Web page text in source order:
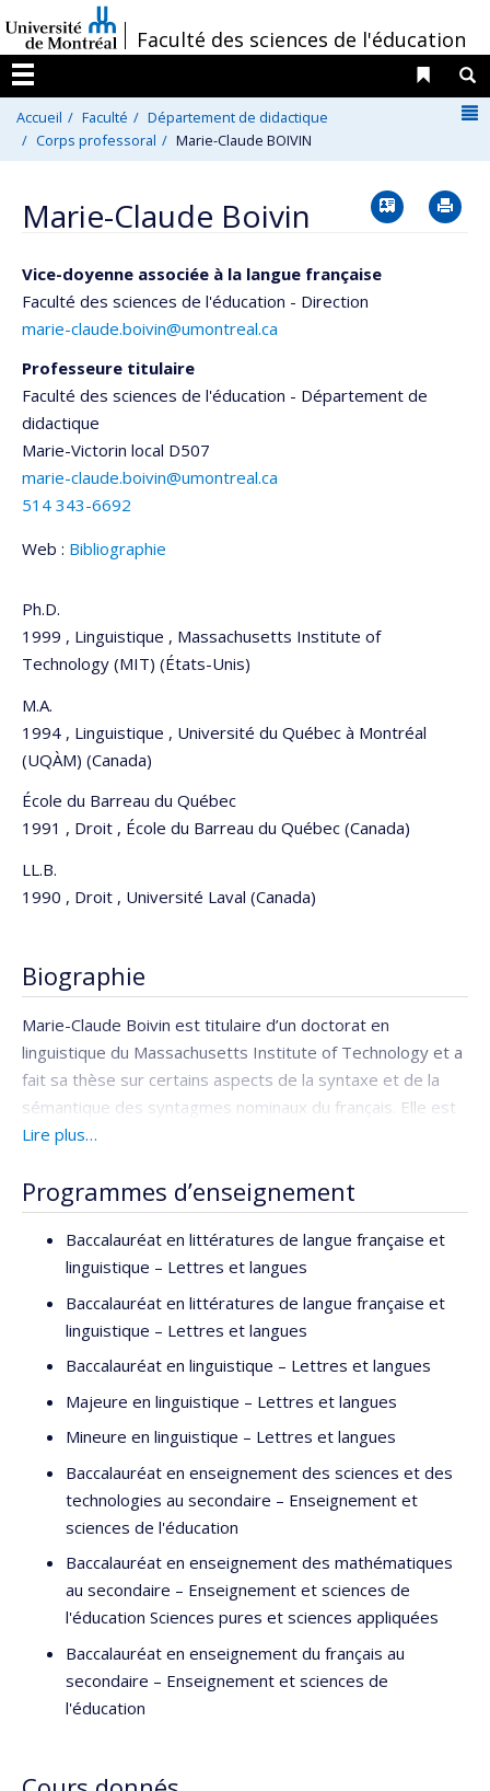
au
contenu
/Faculté des sciences de l'éducation
Menu
Liens
Accueil Faculté
Département de didactique
Corps professoral
Marie-Claude BOIVIN
Marie-Claude Boivin Vcard
Vice-doyenne associée à la langue française
Faculté des sciences de l'éducation - Direction
marie-claude.boivin@umontreal.ca
Professeure titulaire
Faculté des sciences de l'éducation - Département de
didactique
Marie-Victorin local D507
marie-claude.boivin@umontreal.ca
514 343-6692
Web : Bibliographie
Ph.D.
1999 , Linguistique , Massachusetts Institute of
Technology (MIT) (États-Unis)
M.A.
1994 , Linguistique , Université du Québec à Montréal
(UQÀM) (Canada)
École du Barreau du Québec
1991 , Droit , École du Barreau du Québec (Canada)
LL.B.
1990 , Droit , Université Laval (Canada)
Biographie
Marie-Claude Boivin est titulaire d’un doctorat en
linguistique du Massachusetts Institute of Technology et a
fait sa thèse sur certains aspects de la syntaxe et de la
sémantique des syntagmes nominaux du français. Elle est
professeure au Département de didactique de l’Université
Lire plus…
Programmes d’enseignement
Baccalauréat en littératures de langue française et
linguistique – Lettres et langues
Baccalauréat en littératures de langue française et
linguistique – Lettres et langues
Baccalauréat en linguistique – Lettres et langues
Majeure en linguistique – Lettres et langues
Mineure en linguistique – Lettres et langues
Baccalauréat en enseignement des sciences et des
technologies au secondaire – Enseignement et
sciences de l'éducation
Baccalauréat en enseignement des mathématiques
au secondaire – Enseignement et sciences de
l'éducation Sciences pures et sciences appliquées
Baccalauréat en enseignement du français au
secondaire – Enseignement et sciences de
l'éducation